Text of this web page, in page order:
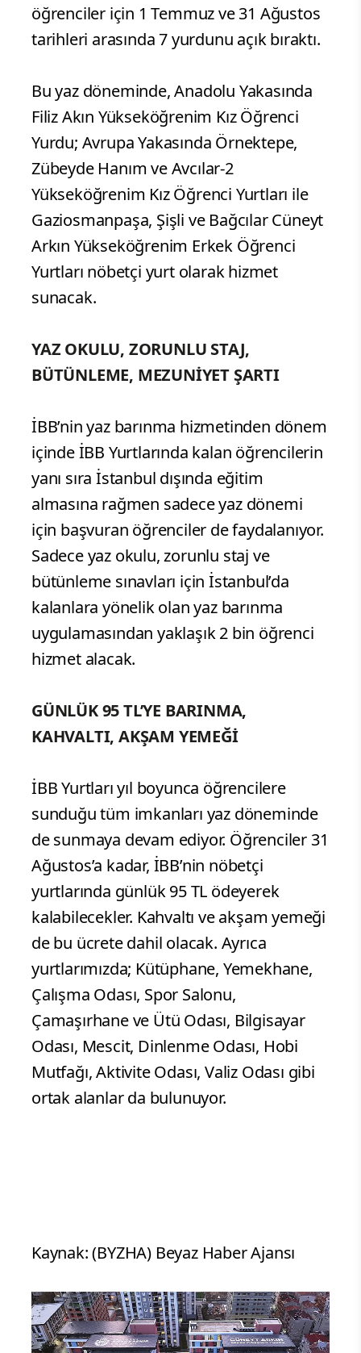
öğrenciler için 1 Temmuz ve 31 Ağustos
tarihleri arasında 7 yurdunu açık bıraktı.
Bu yaz döneminde, Anadolu Yakasında
Filiz Akın Yükseköğrenim Kız Öğrenci
Yurdu; Avrupa Yakasında Örnektepe,
Zübeyde Hanım ve Avcılar-2
Yükseköğrenim Kız Öğrenci Yurtları ile
Gaziosmanpaşa, Şişli ve Bağcılar Cüneyt
Arkın Yükseköğrenim Erkek Öğrenci
Yurtları nöbetçi yurt olarak hizmet
sunacak.
YAZ OKULU, ZORUNLU STAJ,
BÜTÜNLEME, MEZUNİYET ŞARTI
İBB’nin yaz barınma hizmetinden dönem
içinde İBB Yurtlarında kalan öğrencilerin
yanı sıra İstanbul dışında eğitim
almasına rağmen sadece yaz dönemi
için başvuran öğrenciler de faydalanıyor.
Sadece yaz okulu, zorunlu staj ve
bütünleme sınavları için İstanbul’da
kalanlara yönelik olan yaz barınma
uygulamasından yaklaşık 2 bin öğrenci
hizmet alacak.
GÜNLÜK 95 TL’YE BARINMA,
KAHVALTI, AKŞAM YEMEĞİ
İBB Yurtları yıl boyunca öğrencilere
sunduğu tüm imkanları yaz döneminde
de sunmaya devam ediyor. Öğrenciler 31
Ağustos’a kadar, İBB’nin nöbetçi
yurtlarında günlük 95 TL ödeyerek
kalabilecekler. Kahvaltı ve akşam yemeği
de bu ücrete dahil olacak. Ayrıca
yurtlarımızda; Kütüphane, Yemekhane,
Çalışma Odası, Spor Salonu,
Çamaşırhane ve Ütü Odası, Bilgisayar
Odası, Mescit, Dinlenme Odası, Hobi
Mutfağı, Aktivite Odası, Valiz Odası gibi
ortak alanlar da bulunuyor.
Kaynak: (BYZHA) Beyaz Haber Ajansı